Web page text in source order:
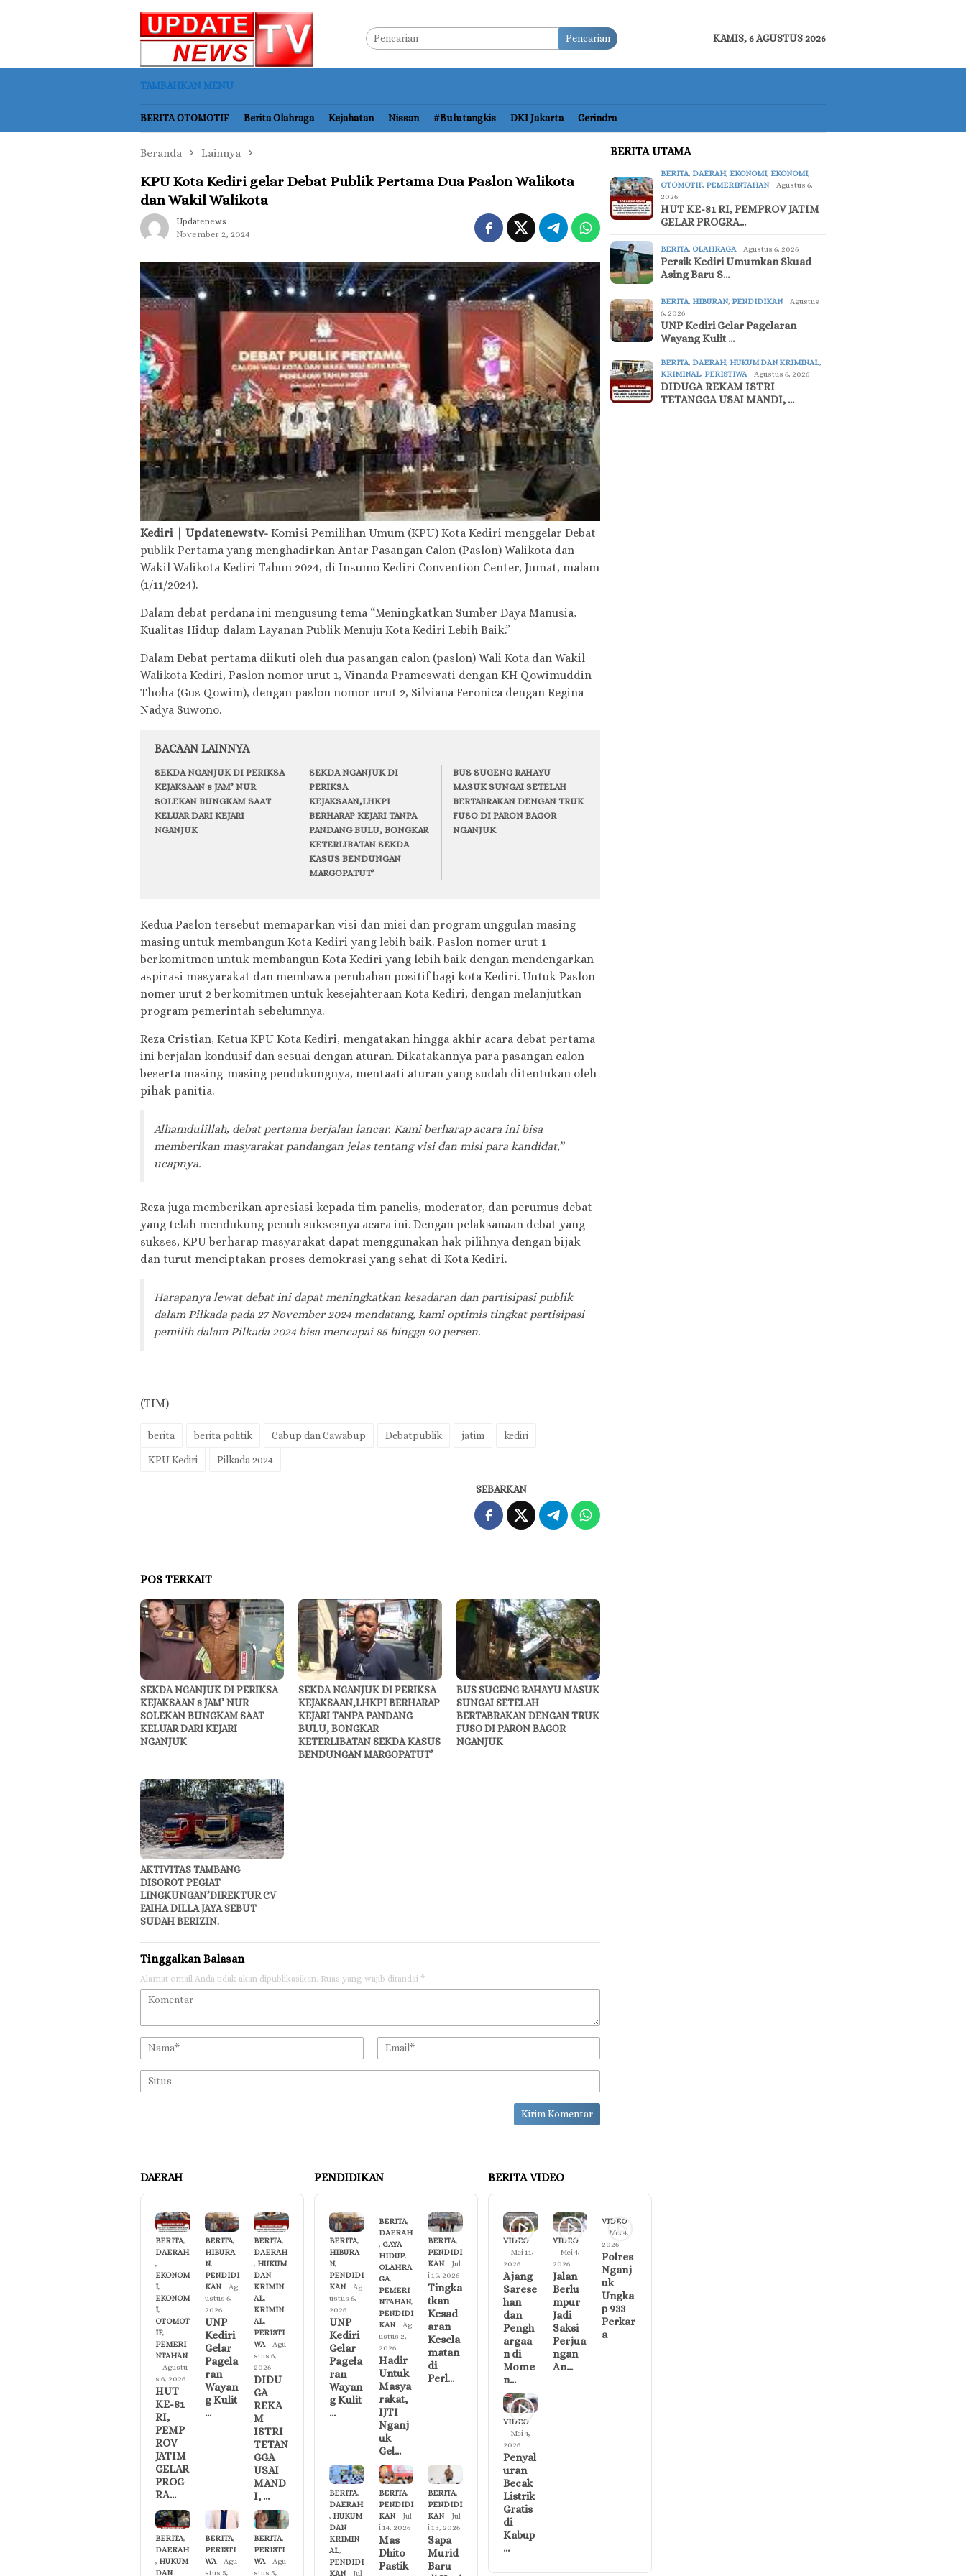
Pencarian KAMIS, 6 AGUSTUS 2026
TAMBAHKAN MENU
BERITA OTOMOTIF Berita Olahraga Kejahatan Nissan #bulutangkis DKI Jakarta Gerindra
Beranda Lainnya
KPU Kota Kediri gelar Debat Publik Pertama Dua Paslon Walikota
dan Wakil Walikota
Updatenews
November 2, 2024
Kediri | Updatenewstv- Komisi Pemilihan Umum (KPU) Kota Kediri menggelar Debat
publik Pertama yang menghadirkan Antar Pasangan Calon (Paslon) Walikota dan
Wakil Walikota Kediri Tahun 2024, di Insumo Kediri Convention Center, Jumat, malam
(1/11/2024).
Dalam debat perdana ini mengusung tema “Meningkatkan Sumber Daya Manusia,
Kualitas Hidup dalam Layanan Publik Menuju Kota Kediri Lebih Baik.”
Dalam Debat pertama diikuti oleh dua pasangan calon (paslon) Wali Kota dan Wakil
Walikota Kediri, Paslon nomor urut 1, Vinanda Prameswati dengan KH Qowimuddin
Thoha (Gus Qowim), dengan paslon nomor urut 2, Silviana Feronica dengan Regina
Nadya Suwono.
BACAAN LAINNYA
SEKDA NGANJUK DI PERIKSA
KEJAKSAAN 8 JAM’ NUR
SOLEKAN BUNGKAM SAAT
KELUAR DARI KEJARI
NGANJUK
SEKDA NGANJUK DI
PERIKSA
KEJAKSAAN,LHKPI
BERHARAP KEJARI TANPA
PANDANG BULU, BONGKAR
KETERLIBATAN SEKDA
KASUS BENDUNGAN
MARGOPATUT’
BUS SUGENG RAHAYU
MASUK SUNGAI SETELAH
BERTABRAKAN DENGAN TRUK
FUSO DI PARON BAGOR
NGANJUK
Kedua Paslon tersebut memaparkan visi dan misi dan program unggulan masing-
masing untuk membangun Kota Kediri yang lebih baik. Paslon nomer urut 1
berkomitmen untuk membangun Kota Kediri yang lebih baik dengan mendengarkan
aspirasi masyarakat dan membawa perubahan positif bagi kota Kediri. Untuk Paslon
nomer urut 2 berkomitmen untuk kesejahteraan Kota Kediri, dengan melanjutkan
program pemerintah sebelumnya.
Reza Cristian, Ketua KPU Kota Kediri, mengatakan hingga akhir acara debat pertama
ini berjalan kondusif dan sesuai dengan aturan. Dikatakannya para pasangan calon
beserta masing-masing pendukungnya, mentaati aturan yang sudah ditentukan oleh
pihak panitia.
Alhamdulillah, debat pertama berjalan lancar. Kami berharap acara ini bisa
memberikan masyarakat pandangan jelas tentang visi dan misi para kandidat,”
ucapnya.
Reza juga memberikan apresiasi kepada tim panelis, moderator, dan perumus debat
yang telah mendukung penuh suksesnya acara ini. Dengan pelaksanaan debat yang
sukses, KPU berharap masyarakat dapat menggunakan hak pilihnya dengan bijak
dan turut menciptakan proses demokrasi yang sehat di Kota Kediri.
Harapanya lewat debat ini dapat meningkatkan kesadaran dan partisipasi publik
dalam Pilkada pada 27 November 2024 mendatang, kami optimis tingkat partisipasi
pemilih dalam Pilkada 2024 bisa mencapai 85 hingga 90 persen.
(TIM)
berita berita politik Cabup dan Cawabup Debatpublik jatim kediri
KPU Kediri Pilkada 2024
SEBARKAN
POS TERKAIT
SEKDA NGANJUK DI PERIKSA
KEJAKSAAN 8 JAM’ NUR
SOLEKAN BUNGKAM SAAT
KELUAR DARI KEJARI
NGANJUK
SEKDA NGANJUK DI PERIKSA
KEJAKSAAN,LHKPI BERHARAP
KEJARI TANPA PANDANG
BULU, BONGKAR
KETERLIBATAN SEKDA KASUS
BENDUNGAN MARGOPATUT’
BUS SUGENG RAHAYU MASUK
SUNGAI SETELAH
BERTABRAKAN DENGAN TRUK
FUSO DI PARON BAGOR
NGANJUK
AKTIVITAS TAMBANG
DISOROT PEGIAT
LINGKUNGAN’DIREKTUR CV
FAIHA DILLA JAYA SEBUT
SUDAH BERIZIN.
Tinggalkan Balasan
Alamat email Anda tidak akan dipublikasikan. Ruas yang wajib ditandai *
BERITA UTAMA
BERITA, DAERAH, EKONOMI, EKONOMI,
OTOMOTIF, PEMERINTAHAN
Agustus 6,
2026
HUT KE-81 RI, PEMPROV JATIM
GELAR PROGRA…
BERITA, OLAHRAGA Agustus 6, 2026
Persik Kediri Umumkan Skuad
Asing Baru S…
BERITA, HIBURAN, PENDIDIKAN
Agustus
6, 2026
UNP Kediri Gelar Pagelaran
Wayang Kulit …
BERITA, DAERAH, HUKUM DAN KRIMINAL,
KRIMINAL, PERISTIWA Agustus 6, 2026
DIDUGA REKAM ISTRI
TETANGGA USAI MANDI, …
DAERAH
BERITA,
DAERAH
,
EKONOM
I,
EKONOM
I,
OTOMOT
IF,
PEMERI
NTAHAN
Agustu
s 6, 2026
HUT
KE-81
RI,
PEMP
ROV
JATIM
GELAR
PROG
RA…
BERITA,
HIBURA
N,
PENDIDI
KAN
Ag
ustus 6,
2026
UNP
Kediri
Gelar
Pagela
ran
Wayan
g Kulit
…
BERITA,
DAERAH
, HUKUM
DAN
KRIMIN
AL,
KRIMIN
AL,
PERISTI
WA
Agu
stus 6,
2026
DIDU
GA
REKA
M
ISTRI
TETAN
GGA
USAI
MAND
I, …
BERITA,
DAERAH
, HUKUM
DAN
BERITA,
PERISTI
WA
Agu
stus 5,
BERITA,
PERISTI
WA
Agu
stus 5,
PENDIDIKAN
BERITA,
HIBURA
N,
PENDIDI
KAN
Ag
ustus 6,
2026
UNP
Kediri
Gelar
Pagela
ran
Wayan
g Kulit
…
BERITA,
DAERAH
, GAYA
HIDUP,
OLAHRA
GA,
PEMERI
NTAHAN,
PENDIDI
KAN
Ag
ustus 2,
2026
Hadir
Untuk
Masya
rakat,
IJTI
Nganj
uk
Gel…
BERITA,
PENDIDI
KAN
Jul
i 19, 2026
Tingka
tkan
Kesad
aran
Kesela
matan
di
Perl…
BERITA,
DAERAH
, HUKUM
DAN
KRIMIN
AL,
PENDIDI
KAN
Jul
BERITA,
PENDIDI
KAN
Jul
i 14, 2026
Mas
Dhito
Pastik
BERITA,
PENDIDI
KAN
Jul
i 13, 2026
Sapa
Murid
Baru
BERITA VIDEO
VIDEO
Mei 11,
2026
Ajang
Sarese
han
dan
Pengh
argaa
n di
Mome
n…
VIDEO
Mei 4,
2026
Jalan
Berlu
mpur
Jadi
Saksi
Perjua
ngan
An…
VIDEO
Mei 4,
2026
Polres
Nganj
uk
Ungka
p 933
Perkar
a
VIDEO
Mei 4,
2026
Penyal
uran
Becak
Listrik
Gratis
di
Kabup
…